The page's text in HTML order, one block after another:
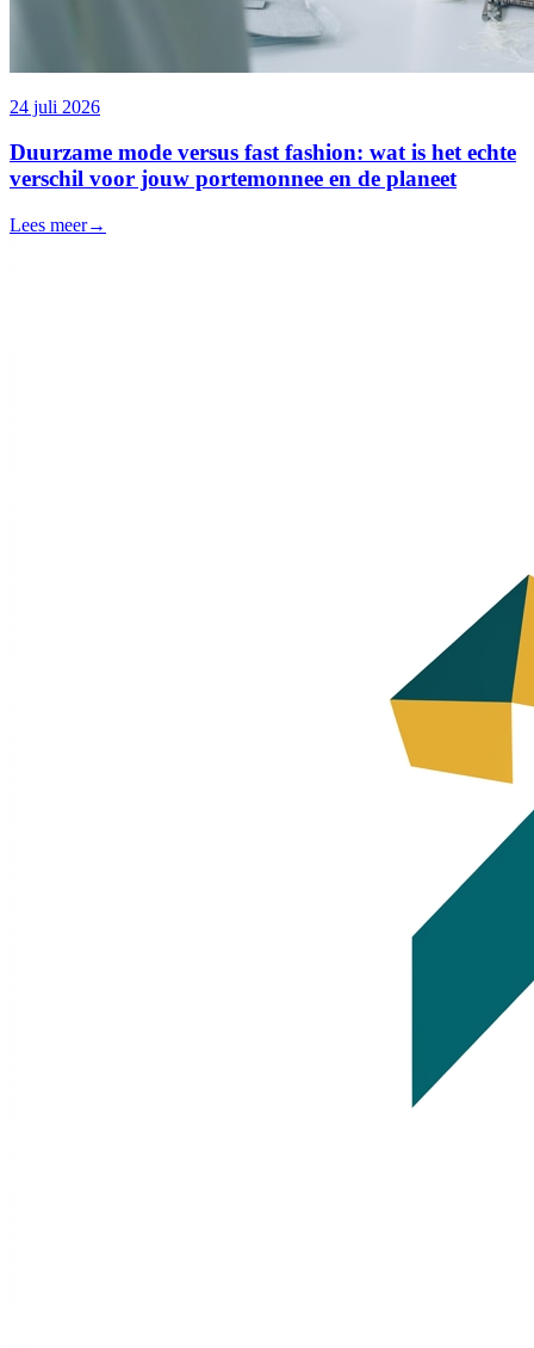
24 juli 2026
Duurzame mode versus fast fashion: wat is het echte
verschil voor jouw portemonnee en de planeet
Lees meer→